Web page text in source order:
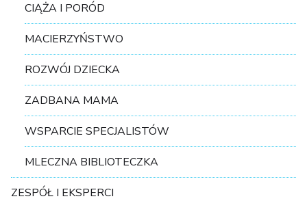
CIĄŻA I PORÓD
MACIERZYŃSTWO
ROZWÓJ DZIECKA
ZADBANA MAMA
WSPARCIE SPECJALISTÓW
MLECZNA BIBLIOTECZKA
ZESPÓŁ I EKSPERCI